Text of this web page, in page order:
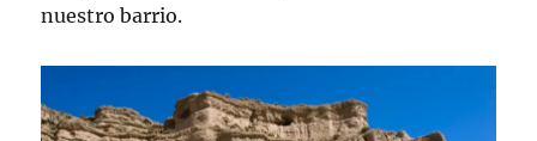
nuestro barrio.